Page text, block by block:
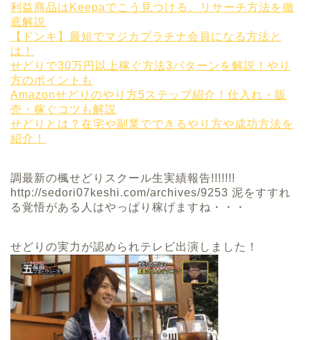
利益商品はKeepaでこう見つける。リサーチ方法を徹
底解説
【ドンキ】最短でマジカプラチナ会員になる方法と
は！
せどりで30万円以上稼ぐ方法3パターンを解説！やり
方のポイントも
Amazonせどりのやり方5ステップ紹介！仕入れ・販
売・稼ぐコツも解説
せどりとは？在宅や副業でできるやり方や成功方法を
紹介！
調最新の楓せどりスクール生実績報告!!!!!!!
http://sedori07keshi.com/archives/9253 泥をすすれ
る覚悟がある人はやっぱり稼げますね・・・
せどりの実力が認められテレビ出演しました！